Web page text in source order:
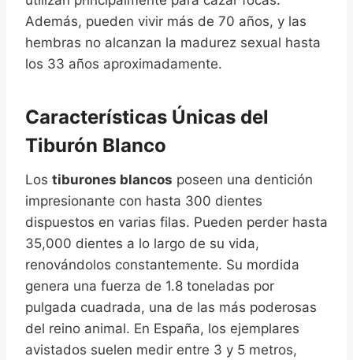
Además, pueden vivir más de 70 años, y las
hembras no alcanzan la madurez sexual hasta
los 33 años aproximadamente.
Características Únicas del
Tiburón Blanco
Los tiburones blancos poseen una dentición
impresionante con hasta 300 dientes
dispuestos en varias filas. Pueden perder hasta
35,000 dientes a lo largo de su vida,
renovándolos constantemente. Su mordida
genera una fuerza de 1.8 toneladas por
pulgada cuadrada, una de las más poderosas
del reino animal. En España, los ejemplares
avistados suelen medir entre 3 y 5 metros,